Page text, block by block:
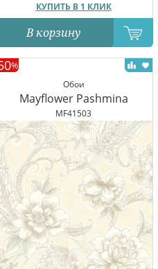
КУПИТЬ В 1 КЛИК
В корзину
Обои
Mayflower Pashmina
MF41503
%